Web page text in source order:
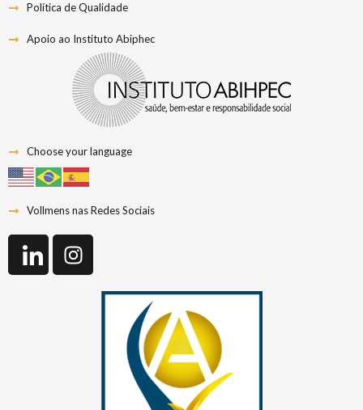
Política de Qualidade
Apoio ao Instituto Abiphec
Choose your language
Vollmens nas Redes Sociais